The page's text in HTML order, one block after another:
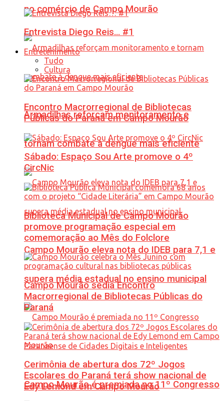
no comércio de Campo Mourão
Armadilhas reforçam monitoramento e
tornam combate à dengue mais eficiente
Campo Mourão eleva nota do IDEB para 7,1 e
supera média estadual no ensino municipal
Campo Mourão é premiada no 11º Congresso
Entrevista Diego Reis… #1
Entretenimento
Tudo
Cultura
Encontro Macrorregional de Bibliotecas
Públicas do Paraná em Campo Mourão
Sábado: Espaço Sou Arte promove o 4º
CircNic
Biblioteca Municipal de Campo Mourão
promove programação especial em
comemoração ao Mês do Folclore
Campo Mourão sedia Encontro
Macrorregional de Bibliotecas Públicas do
Paraná
Cerimônia de abertura dos 72º Jogos
Escolares do Paraná terá show nacional de
Edy Lemond em Campo Mourão